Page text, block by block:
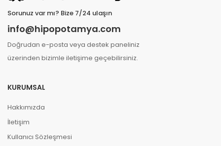
Sorunuz var mı? Bize 7/24 ulaşın
info@hipopotamya.com
Doğrudan e-posta veya destek paneliniz
üzerinden bizimle iletişime geçebilirsiniz.
KURUMSAL
Hakkımızda
İletişim
Kullanıcı Sözleşmesi